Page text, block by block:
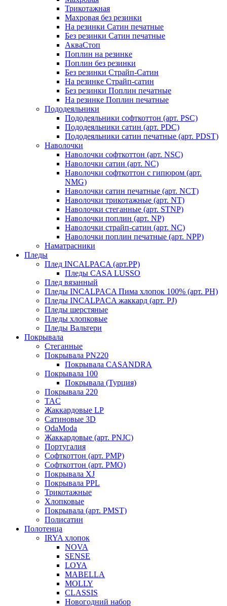
Трикотажная
Махровая без резинки
На резинки Сатин печатные
Без резинки Сатин печатные
АкваСтоп
Поплин на резинке
Поплин без резинки
Без резинки Страйп-Сатин
На резинке Страйп-сатин
Без резинки Поплин печатные
На резинке Поплин печатные
Пододеяльники
Пододеяльники софткоттон (арт. PSC)
Пододеяльники сатин (арт. PDC)
Пододеяльники сатин печатные (арт. PDST)
Наволочки
Наволочки софткоттон (арт. NSC)
Наволочки сатин (арт. NC)
Наволочки софткоттон с гипюром (арт.
NMG)
Наволочки сатин печатные (арт. NCT)
Наволочки трикотажные (арт. NT)
Наволочки стеганные (арт. STNP)
Наволочки поплин (арт. NP)
Наволочки страйп-сатин (арт. NC)
Наволочки поплин печатные (арт. NPP)
Наматрасники
Пледы
Плед INCALPACA (арт.PP)
Пледы CASA LUSSO
Плед вязанный
Пледы INCALPACA Пима хлопок 100% (арт. PH)
Пледы INCALPACA жаккард (арт. PJ)
Пледы шерстяные
Пледы хлопковые
Пледы Вальтери
Покрывала
Стеганные
Покрывала PN220
Покрывала CASANDRA
Покрывала 100
Покрывала (Турция)
Покрывала 220
TAC
Жаккардовые LP
Сатиновые 3D
OdaModa
Жаккардовые (арт. PNJC)
Португалия
Софткоттон (арт. PMP)
Софткоттон (арт. PMO)
Покрывала XJ
Покрывала PPL
Трикотажные
Хлопковые
Покрывала (арт. PMST)
Полисатин
Полотенца
IRYA хлопок
NOVA
SENSE
LOYA
MABELLA
MOLLY
CLASSIS
Новогодний набор